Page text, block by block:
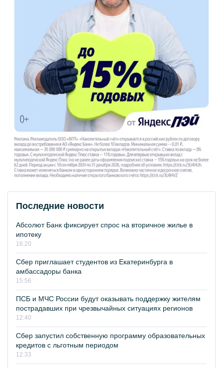
Последние новости
Абсолют Банк фиксирует спрос на вторичное жилье в
ипотеку
16:20
Сбер приглашает студентов из Екатеринбурга в
амбассадоры банка
15:56
ПСБ и МЧС России будут оказывать поддержку жителям
пострадавших при чрезвычайных ситуациях регионов
12:40
Сбер запустил собственную программу образовательных
кредитов с льготным периодом
12:33